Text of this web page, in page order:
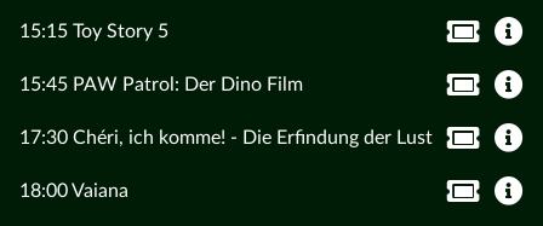
15:15 Toy Story 5
15:45 PAW Patrol: Der Dino Film
17:30 Chéri, ich komme! - Die Erfindung der Lust
18:00 Vaiana